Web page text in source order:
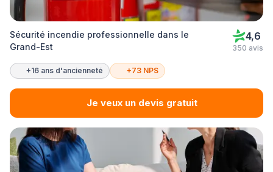
Sécurité incendie professionnelle dans le
Grand-Est
4,6
350 avis
+16 ans d'ancienneté +73 NPS
Je veux un devis gratuit